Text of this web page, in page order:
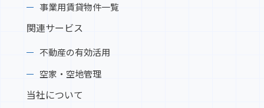
事業用賃貸物件一覧
関連サービス
不動産の有効活用
空家・空地管理
当社について